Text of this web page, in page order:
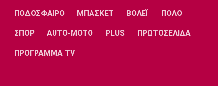
FIFA: Οι Φιλιππίνες στηρίζουν Ινφαντίνο
Παναθηναϊκός – ΤΣΣΚΑ 1948 1-1:
ΠΟΔΟΣΦΑΙΡΟ ΜΠΑΣΚΕΤ ΒΟΛΕΪ ΠΟΛΟ
ΣΠΟΡ AUTO-MOTO PLUS ΠΡΩΤΟΣΕΛΙΔΑ
ΠΡΟΓΡΑΜΜΑ TV